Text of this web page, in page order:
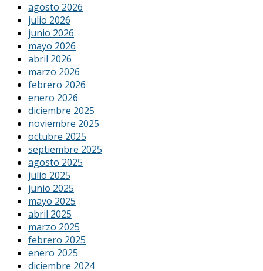
agosto 2026
julio 2026
junio 2026
mayo 2026
abril 2026
marzo 2026
febrero 2026
enero 2026
diciembre 2025
noviembre 2025
octubre 2025
septiembre 2025
agosto 2025
julio 2025
junio 2025
mayo 2025
abril 2025
marzo 2025
febrero 2025
enero 2025
diciembre 2024